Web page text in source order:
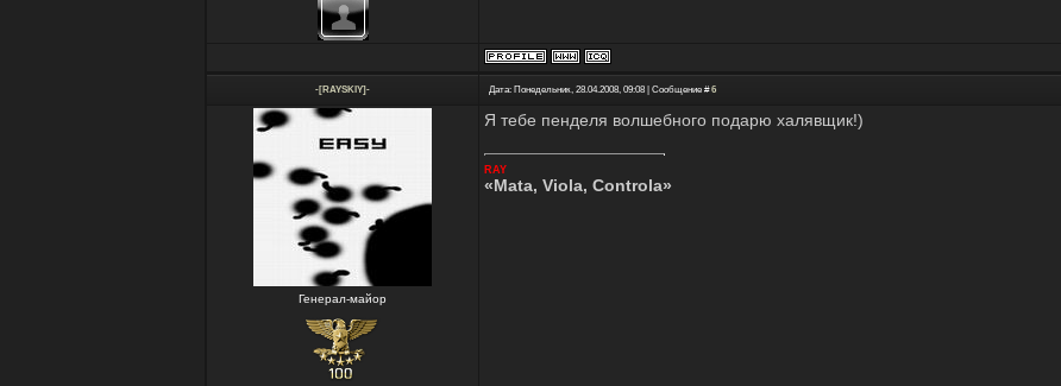
-[RAYSKIY]- Дата: Понедельник, 28.04.2008, 09:08 | Сообщение #6
Генерал-майор
Я тебе пенделя волшебного подарю халявщик!)
RAY
«Mata, Viola, Controla»